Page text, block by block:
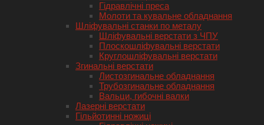
Гідравлічні преса
Молоти та кувальне обладнання
Шліфувальні станки по металу
Шліфувальні верстати з ЧПУ
Плоскошліфувальні верстати
Круглошліфувальні верстати
Згинальні верстати
Листозгинальне обладнання
Трубозгинальне обладнання
Вальци, гибочні валки
Лазерні верстати
Гільйотинні ножиці